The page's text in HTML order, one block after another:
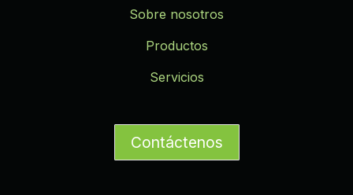
Sobre nosotros
Productos
Servicios
Contáctenos